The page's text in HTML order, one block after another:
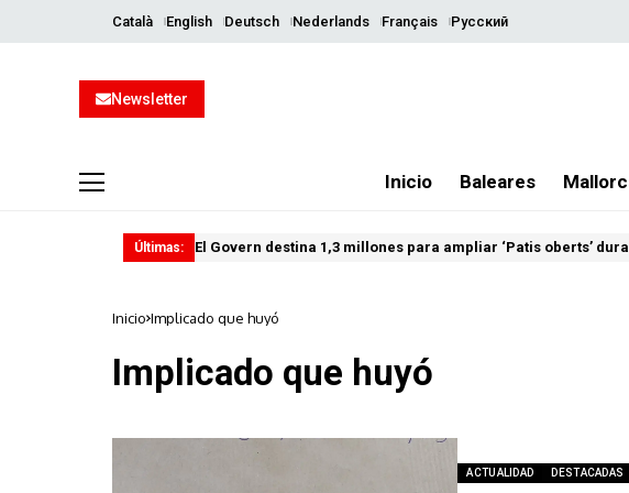
Català English Deutsch Nederlands Français Русский
Newsletter
Inicio Baleares
Últimas: El Govern destina 1,3 millones para ampliar ‘Patis oberts’
Inicio Implicado que huyó
Implicado que huyó
ACTUALIDAD DESTACADAS